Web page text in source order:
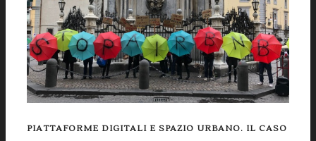
PIATTAFORME DIGITALI E SPAZIO URBANO. IL CASO